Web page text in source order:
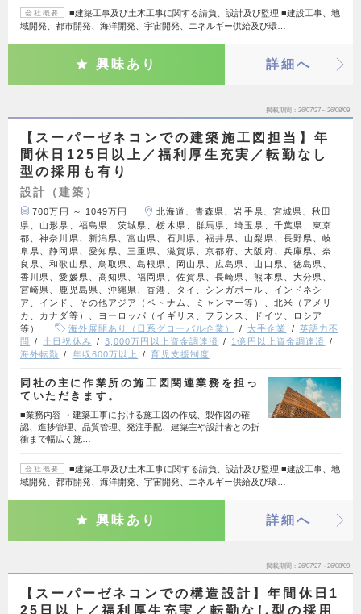
会社概要
■建築工事及び土木工事に関する請負、設計及び監理 ■建設工事、地
域開発、都市開発、海洋開発、宇宙開発、エネルギー供給及び環…
興味あり 詳細へ
掲載期間 26/07/27～26/08/09
【スーパーゼネコンでの建築施工図担当】年
間休日125日以上／福利厚生充実／転勤なし
型の採用も有り
設計（建築）
700万円 ～ 1049万円
北海道、青森県、岩手県、宮城県、秋田
県、山形県、福島県、茨城県、栃木県、群馬県、埼玉県、千葉県、東京
都、神奈川県、新潟県、富山県、石川県、福井県、山梨県、長野県、岐
阜県、静岡県、愛知県、三重県、滋賀県、京都府、大阪府、兵庫県、奈
良県、和歌山県、鳥取県、島根県、岡山県、広島県、山口県、徳島県、
香川県、愛媛県、高知県、福岡県、佐賀県、長崎県、熊本県、大分県、
宮崎県、鹿児島県、沖縄県、香港、タイ、シンガポール、インドネシ
ア、インド、その他アジア（ベトナム、ミャンマー等）、北米（アメリ
カ、カナダ等）、ヨーロッパ（イギリス、フランス、ドイツ、ロシア
等）
海外展開あり（日系グローバル企業） 大手企業
英語力不
問
土日祝休み 3,000万円以上資金調達済
1億円以上資金調達済
海外転勤
年収600万以上 育児支援制度
同社の主に作業所の施工図関連業務を担っ
ていただきます。
■業務内容 ・建築工事における施工図の作成、製作図の確
認、進捗管理、品質管理、発注手配、建築主や設計者との折
衝まで幅広く施…
会社概要
■建築工事及び土木工事に関する請負、設計及び監理 ■建設工事、地
域開発、都市開発、海洋開発、宇宙開発、エネルギー供給及び環…
興味あり 詳細へ
掲載期間 26/07/27～26/08/09
【スーパーゼネコンでの構造設計】年間休日1
25日以上／福利厚生充実／転勤なし型の採用